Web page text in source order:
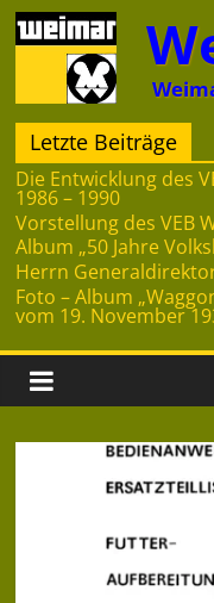
Zum
Inhalt
springen
Letzte Beiträge
Die Entwicklung des
1986 – 1990
Vorstellung des VEB
Album „50 Jahre
Herrn
Foto – Album
vom 19. November